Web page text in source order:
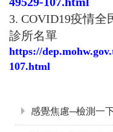
3. COVID19疫情
診所名單
https://
107.html
感覺焦慮─檢測一